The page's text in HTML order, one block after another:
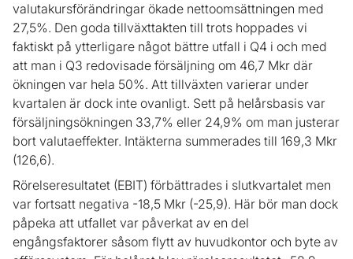
valutakursförändringar ökade nettoomsättningen med
27,5%. Den goda tillväxttakten till trots hoppades vi
faktiskt på ytterligare något bättre utfall i Q4 i och med
att man i Q3 redovisade försäljning om 46,7 Mkr där
ökningen var hela 50%. Att tillväxten varierar under
kvartalen är dock inte ovanligt. Sett på helårsbasis var
försäljningsökningen 33,7% eller 24,9% om man justerar
bort valutaeffekter. Intäkterna summerades till 169,3 Mkr
(126,6).
Rörelseresultatet (EBIT) förbättrades i slutkvartalet men
var fortsatt negativa -18,5 Mkr (-25,9). Här bör man dock
påpeka att utfallet var påverkat av en del
engångsfaktorer såsom flytt av huvudkontor och byte av